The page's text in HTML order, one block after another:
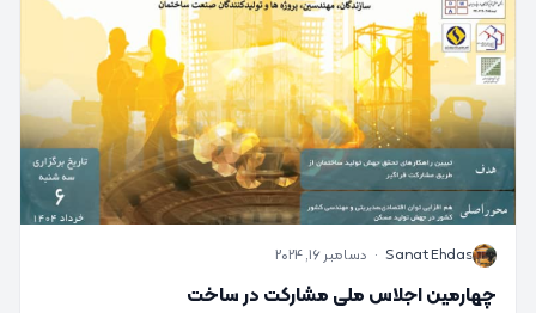
S
Sanat Ehdas
· دسامبر 16, 2024
چهارمین اجلاس ملی مشارکت در ساخت